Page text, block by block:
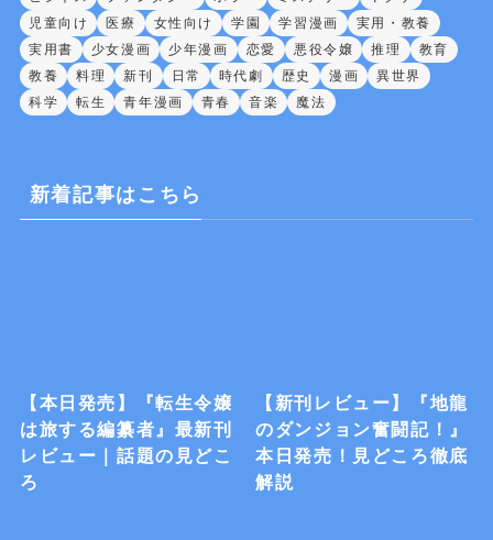
児童向け
医療 女性向け 学園 学習漫画
実用・教養
実用書
少女漫画 少年漫画 恋愛 悪役令嬢 推理
教育
教養
料理 新刊 日常 時代劇 歴史 漫画
異世界
科学
転生 青年漫画 青春 音楽 魔法
新着記事はこちら
【本日発売】『転生令嬢
は旅する編纂者』最新刊
レビュー｜話題の見どこ
ろ
【新刊レビュー】『地龍
のダンジョン奮闘記！』
本日発売！見どころ徹底
解説